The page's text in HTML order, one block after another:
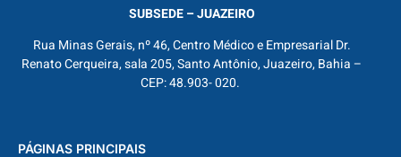
SUBSEDE – JUAZEIRO
Rua Minas Gerais, nº 46, Centro Médico e Empresarial Dr.
Renato Cerqueira, sala 205, Santo Antônio, Juazeiro, Bahia –
CEP: 48.903- 020.
PÁGINAS PRINCIPAIS